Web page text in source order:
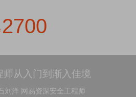
2700
师从入门到渐入佳境
刘洋 网易资深安全工程师